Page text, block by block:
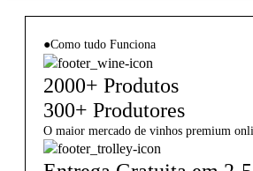
●Como tudo Funciona
2000+ Produtos
300+ Produtores
O maior mercado de vinhos premium